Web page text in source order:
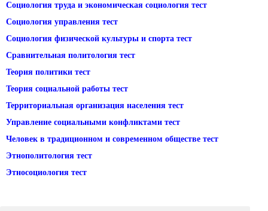
Социология труда и экономическая социология тест
Социология управления тест
Социология физической культуры и спорта тест
Сравнительная политология тест
Теория политики тест
Теория социальной работы тест
Территориальная организация населения тест
Управление социальными конфликтами тест
Человек в традиционном и современном обществе тест
Этнополитология тест
Этносоциология тест